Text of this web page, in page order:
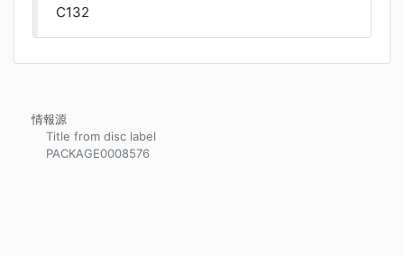
C132
情報源
Title from disc label
PACKAGE0008576